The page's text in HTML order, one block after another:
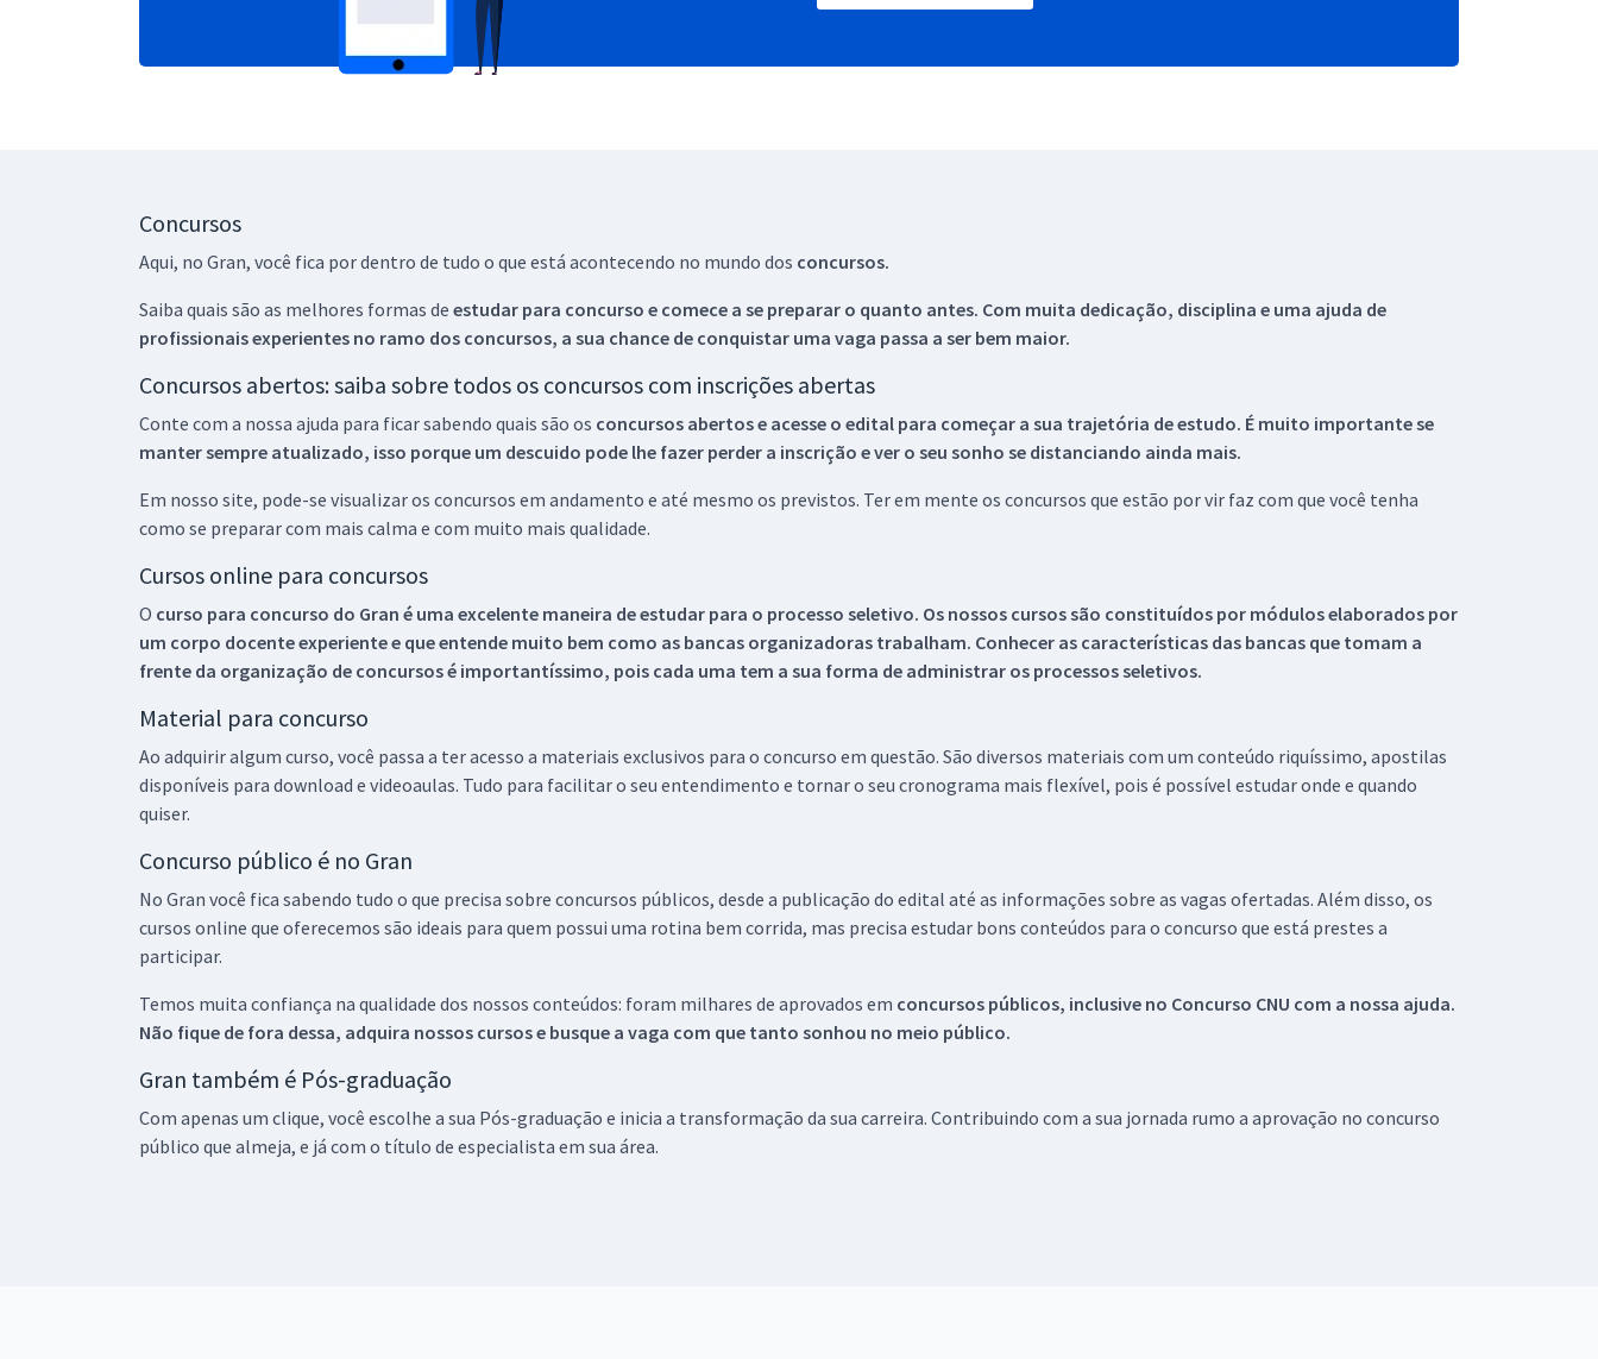
Concursos
Aqui, no Gran, você fica por dentro de tudo o que está acontecendo no mundo dos concursos.
Saiba quais são as melhores formas de estudar para concurso e comece a se preparar o quanto antes. Com muita dedicação, disciplina e uma ajuda de
profissionais experientes no ramo dos concursos, a sua chance de conquistar uma vaga passa a ser bem maior.
Concursos abertos: saiba sobre todos os concursos com inscrições abertas
Conte com a nossa ajuda para ficar sabendo quais são os concursos abertos e acesse o edital para começar a sua trajetória de estudo. É muito importante se
manter sempre atualizado, isso porque um descuido pode lhe fazer perder a inscrição e ver o seu sonho se distanciando ainda mais.
Em nosso site, pode-se visualizar os concursos em andamento e até mesmo os previstos. Ter em mente os concursos que estão por vir faz com que você tenha
como se preparar com mais calma e com muito mais qualidade.
Cursos online para concursos
O curso para concurso do Gran é uma excelente maneira de estudar para o processo seletivo. Os nossos cursos são constituídos por módulos elaborados por
um corpo docente experiente e que entende muito bem como as bancas organizadoras trabalham. Conhecer as características das bancas que tomam a
frente da organização de concursos é importantíssimo, pois cada uma tem a sua forma de administrar os processos seletivos.
Material para concurso
Ao adquirir algum curso, você passa a ter acesso a materiais exclusivos para o concurso em questão. São diversos materiais com um conteúdo riquíssimo, apostilas
disponíveis para download e videoaulas. Tudo para facilitar o seu entendimento e tornar o seu cronograma mais flexível, pois é possível estudar onde e quando
quiser.
Concurso público é no Gran
No Gran você fica sabendo tudo o que precisa sobre concursos públicos, desde a publicação do edital até as informações sobre as vagas ofertadas. Além disso, os
cursos online que oferecemos são ideais para quem possui uma rotina bem corrida, mas precisa estudar bons conteúdos para o concurso que está prestes a
participar.
Temos muita confiança na qualidade dos nossos conteúdos: foram milhares de aprovados em concursos públicos, inclusive no Concurso CNU com a nossa ajuda.
Não fique de fora dessa, adquira nossos cursos e busque a vaga com que tanto sonhou no meio público.
Gran também é Pós-graduação
Com apenas um clique, você escolhe a sua Pós-graduação e inicia a transformação da sua carreira. Contribuindo com a sua jornada rumo a aprovação no concurso
público que almeja, e já com o título de especialista em sua área.